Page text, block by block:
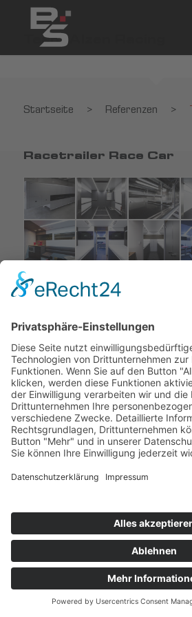
Team Alzen Racing
Startseite > Referenzen >
Racetrailer Race Car
Startseite > Referenzen
©BISCHOFF+SCHECK GmbH
IMPRESSUM
DATENSCHUTZ
INFORMATIONSPFLICHTEN
AGB